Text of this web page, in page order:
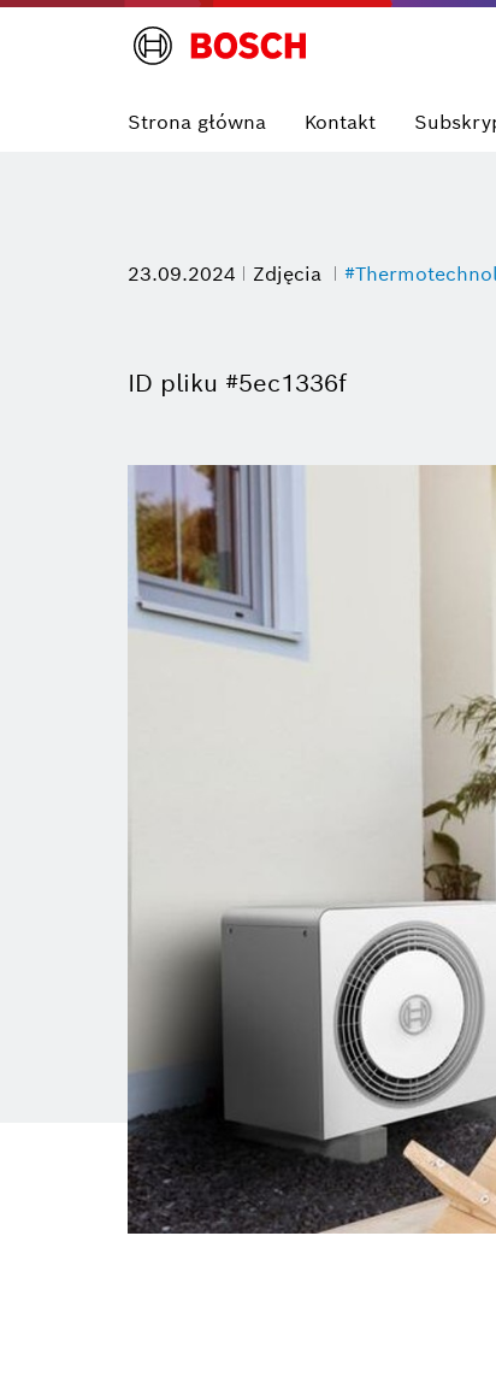
Strona główna Kontakt
23.09.2024 Zdjęcia
ID pliku #5ec1336f